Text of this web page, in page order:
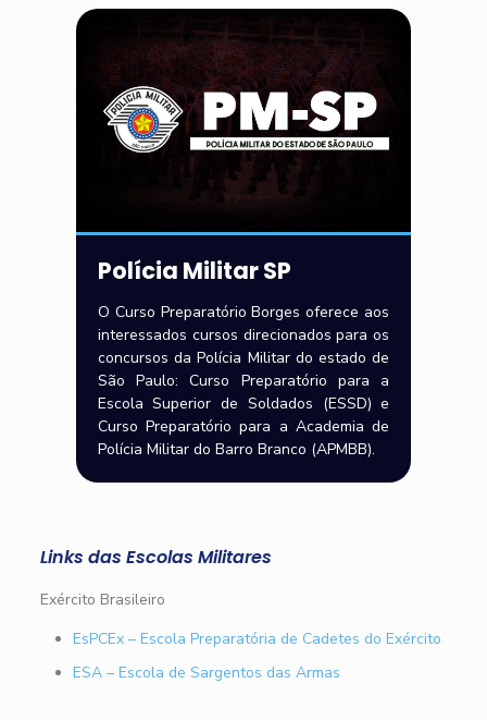
Polícia Militar SP
O Curso Preparatório Borges oferece aos
interessados cursos direcionados para os
concursos da Polícia Militar do estado de
São Paulo: Curso Preparatório para a
Escola Superior de Soldados (ESSD) e
Curso Preparatório para a Academia de
Polícia Militar do Barro Branco (APMBB).
Links das Escolas Militares
Exército Brasileiro
EsPCEx – Escola Preparatória de Cadetes do Exército
ESA – Escola de Sargentos das Armas